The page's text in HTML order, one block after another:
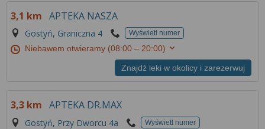
3,1 km APTEKA NASZA
Gostyń, Graniczna 4 Wyświetl numer
Niebawem otwieramy (08:00 – 20:00)
Znajdź leki w okolicy i zarezerwuj
3,3 km APTEKA DR.MAX
Gostyń, Przy Dworcu 4a Wyświetl numer
narzędzi zewnętrznych w naszym serwisie
znajdziesz wRegulaminie Serwisu.